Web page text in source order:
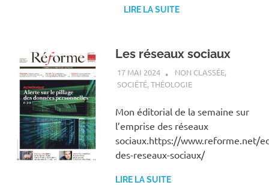
LIRE LA SUITE
Les réseaux sociaux
17 MAI 2024 ANTOINE NOUIS
NON CLASSÉE,
SOCIÉTÉ,THÉOLOGIE
Mon éditorial de la semaine sur
l’emprise des réseaux
sociaux.https://www.reforme.net/
des-reseaux-sociaux/
LIRE LA SUITE